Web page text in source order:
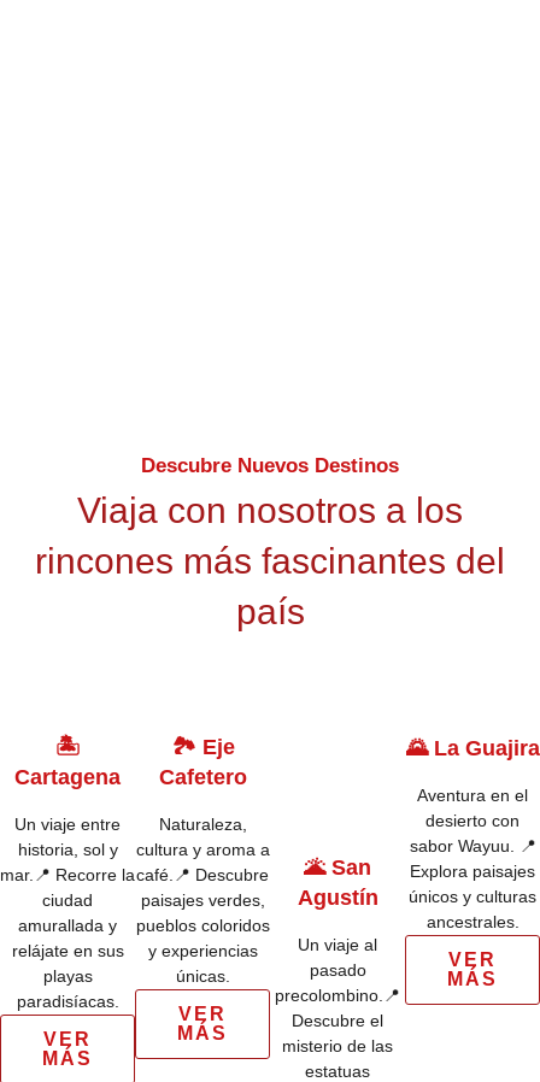
Descubre Nuevos Destinos
Viaja con nosotros a los
rincones más fascinantes del
país
🏝️
Cartagena
Un viaje entre
historia, sol y
mar.📍 Recorre la
ciudad
amurallada y
relájate en sus
playas
paradisíacas.
VER
MÁS
🏞️ Eje
Cafetero
Naturaleza,
cultura y aroma a
café.📍 Descubre
paisajes verdes,
pueblos coloridos
y experiencias
únicas.
VER
MÁS
🌋 San
Agustín
Un viaje al
pasado
precolombino.📍
Descubre el
misterio de las
estatuas
🌄 La Guajira
Aventura en el
desierto con
sabor Wayuu. 📍
Explora paisajes
únicos y culturas
ancestrales.
VER
MÁS